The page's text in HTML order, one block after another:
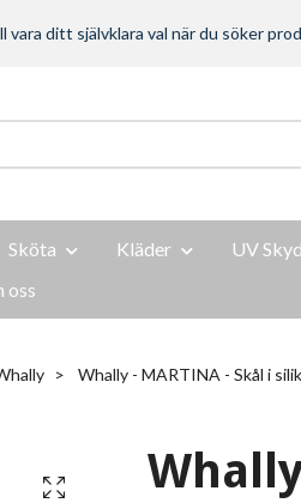
ditt självklara val när du söker
Sköta Kläder UV
oss
Whally - MARTINA - Skål i